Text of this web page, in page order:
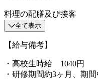
料理の配膳及び接客
全て表示
【給与備考】
・高校生時給 1040円
・研修期間約3ヶ月、期